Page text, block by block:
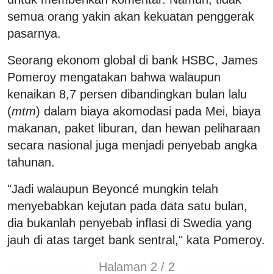
semua orang yakin akan kekuatan penggerak
pasarnya.
Seorang ekonom global di bank HSBC, James
Pomeroy mengatakan bahwa walaupun
kenaikan 8,7 persen dibandingkan bulan lalu
(mtm) dalam biaya akomodasi pada Mei, biaya
makanan, paket liburan, dan hewan peliharaan
secara nasional juga menjadi penyebab angka
tahunan.
"Jadi walaupun Beyoncé mungkin telah
menyebabkan kejutan pada data satu bulan,
dia bukanlah penyebab inflasi di Swedia yang
jauh di atas target bank sentral," kata Pomeroy.
Halaman 2 / 2